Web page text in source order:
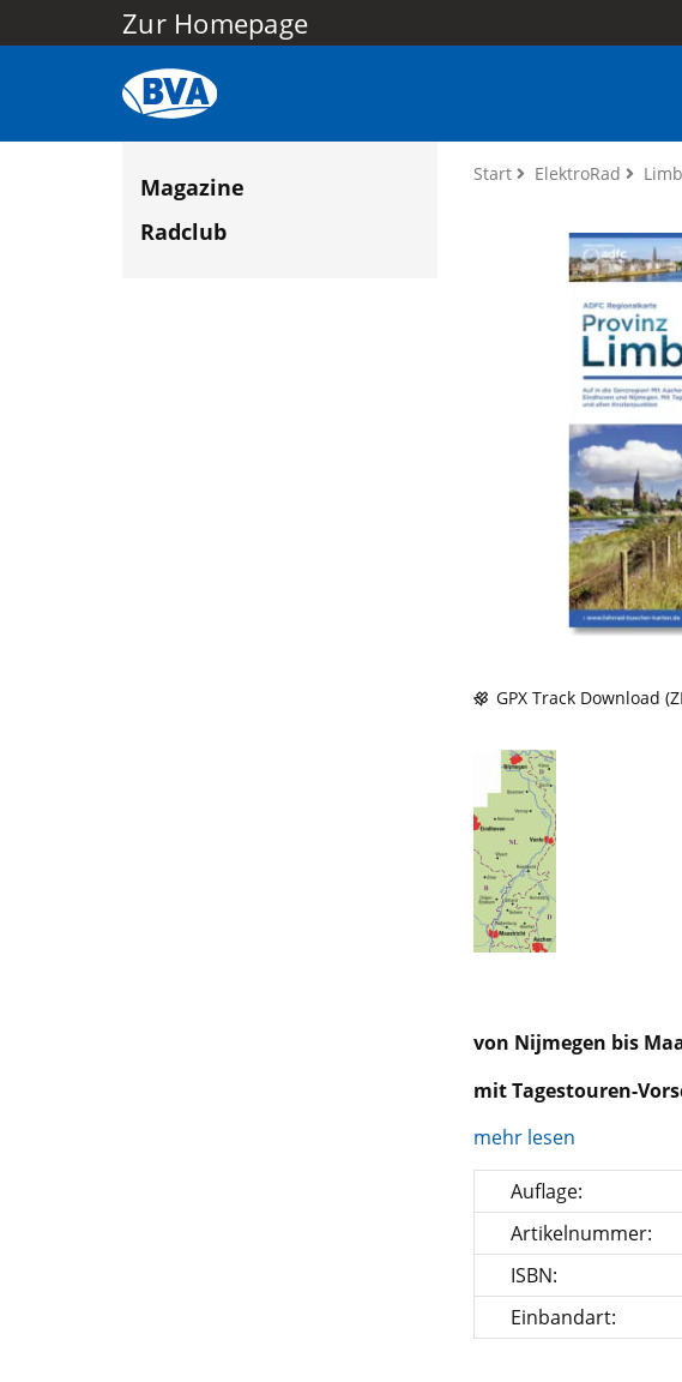
Zur Homepage
Magazine
Radclub
Start ElektroRad
GPX Track Download
von Nijmegen bis
mit Tagestouren-
mehr lesen
Auflage:
Artikelnummer:
ISBN:
Einbandart: